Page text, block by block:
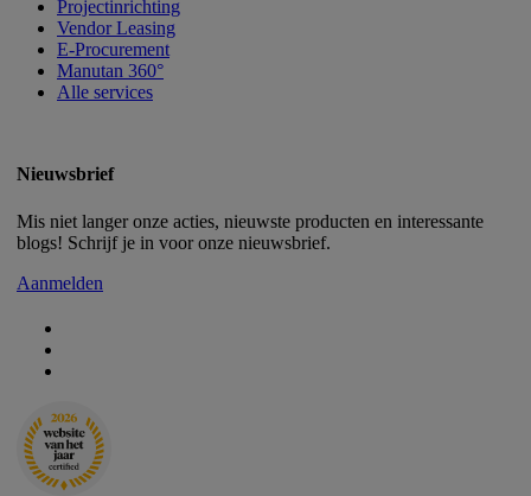
Projectinrichting
Vendor Leasing
E-Procurement
Manutan 360°
Alle services
Nieuwsbrief
Mis niet langer onze acties, nieuwste producten en interessante
blogs! Schrijf je in voor onze nieuwsbrief.
Aanmelden